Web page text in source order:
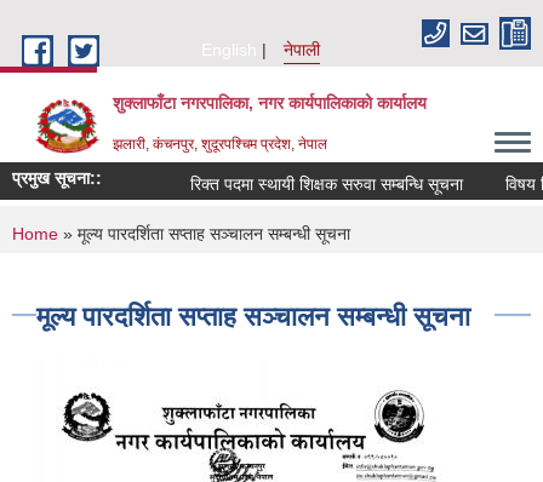
English
नेपाली
शुक्लाफाँटा नगरपालिका, नगर कार्यपालिकाको कार्यालय
झलारी, कंचनपुर, शुदूरपश्चिम प्रदेश, नेपाल
प्रमुख सूचना:: रिक्त पदमा स्थायी शिक्षक सरुवा सम्बन्धि सूचना विषय
You are here
Home » मूल्य पारदर्शिता सप्ताह सञ्चालन सम्बन्धी सूचना
मूल्य पारदर्शिता सप्ताह सञ्चालन सम्बन्धी सूचना